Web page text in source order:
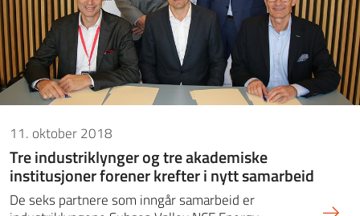
11. oktober 2018
Tre industriklynger og tre akademiske
institusjoner forener krefter i nytt samarbeid
De seks partnere som inngår samarbeid er